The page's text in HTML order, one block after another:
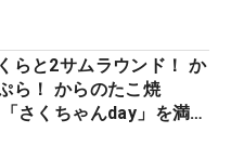
らと2サムラウンド！ か
ら！ からのたこ焼
さくちゃんday」を満喫